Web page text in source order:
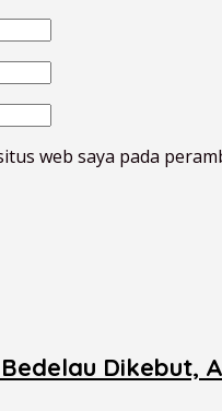
web saya pada
Dikebut,